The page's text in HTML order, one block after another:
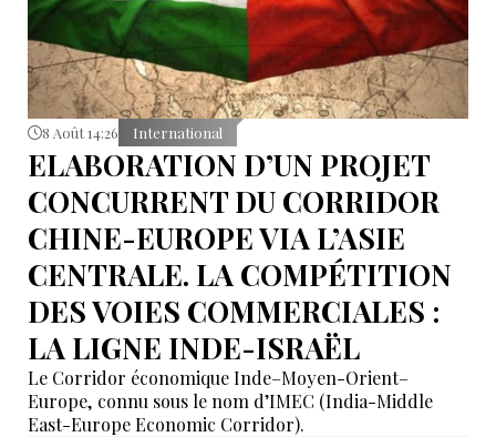
8 Août 14:26 International
ELABORATION D’UN PROJET
CONCURRENT DU CORRIDOR
CHINE-EUROPE VIA L’ASIE
CENTRALE. LA COMPÉTITION
DES VOIES COMMERCIALES :
LA LIGNE INDE-ISRAËL
Le Corridor économique Inde–Moyen-Orient–
Europe, connu sous le nom d’IMEC (India-Middle
East-Europe Economic Corridor).